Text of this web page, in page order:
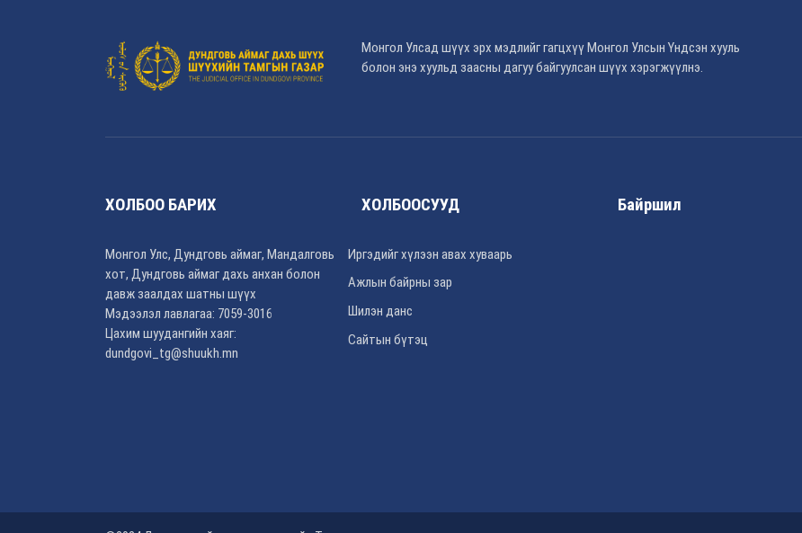
Монгол Улсад шүүх эрх мэдлийг гагцхүү Монгол Улсын Үндсэн хууль
болон энэ хуульд заасны дагуу байгуулсан шүүх хэрэгжүүлнэ.
ХОЛБОО БАРИХ
Монгол Улс, Дундговь аймаг, Мандалговь
хот, Дундговь аймаг дахь анхан болон
давж заалдах шатны шүүх
Мэдээлэл лавлагаа: 7059-3016
Цахим шуудангийн хаяг:
dundgovi_tg@shuukh.mn
ХОЛБООСУУД
Иргэдийг хүлээн авах хуваарь
Ажлын байрны зар
Шилэн данс
Сайтын бүтэц
Байршил